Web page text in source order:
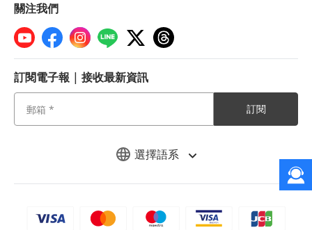
選擇語系
關注我們
訂閱電子報 | 接收最新資訊
訂閱